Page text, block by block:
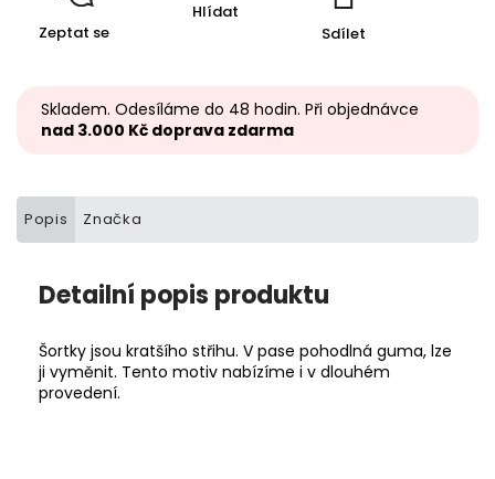
Zeptat se
Hlídat
Sdílet
Skladem. Odesíláme do 48 hodin. Při objednávce
nad 3.000 Kč doprava zdarma
Popis Značka
Detailní popis produktu
Šortky jsou kratšího střihu. V pase pohodlná guma, lze
ji vyměnit. Tento motiv nabízíme i v dlouhém
provedení.